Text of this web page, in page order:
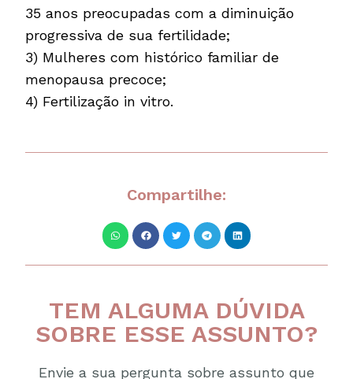
35 anos preocupadas com a diminuição
progressiva de sua fertilidade;
3) Mulheres com histórico familiar de
menopausa precoce;
4) Fertilização in vitro.
Compartilhe:
TEM ALGUMA DÚVIDA
SOBRE ESSE ASSUNTO?
Envie a sua pergunta sobre assunto que